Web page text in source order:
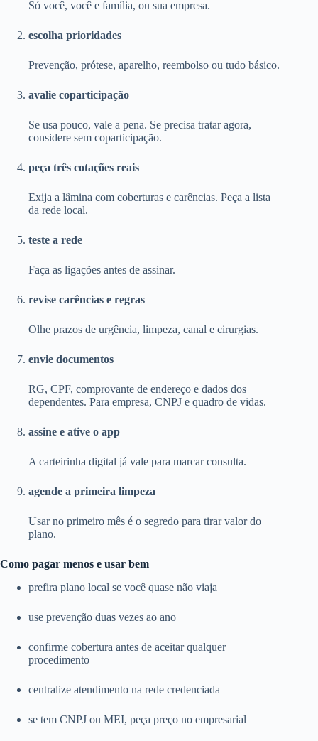
Só você, você e família, ou sua empresa.
escolha prioridades
Prevenção, prótese, aparelho, reembolso ou tudo básico.
avalie coparticipação
Se usa pouco, vale a pena. Se precisa tratar agora,
considere sem coparticipação.
peça três cotações reais
Exija a lâmina com coberturas e carências. Peça a lista
da rede local.
teste a rede
Faça as ligações antes de assinar.
revise carências e regras
Olhe prazos de urgência, limpeza, canal e cirurgias.
envie documentos
RG, CPF, comprovante de endereço e dados dos
dependentes. Para empresa, CNPJ e quadro de vidas.
assine e ative o app
A carteirinha digital já vale para marcar consulta.
agende a primeira limpeza
Usar no primeiro mês é o segredo para tirar valor do
plano.
Como pagar menos e usar bem
prefira plano local se você quase não viaja
use prevenção duas vezes ao ano
confirme cobertura antes de aceitar qualquer
procedimento
centralize atendimento na rede credenciada
se tem CNPJ ou MEI, peça preço no empresarial